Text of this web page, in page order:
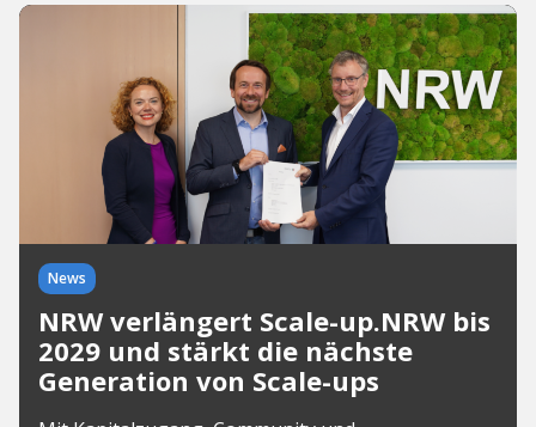
News
NRW verlängert Scale-up.NRW bis
2029 und stärkt die nächste
Generation von Scale-ups